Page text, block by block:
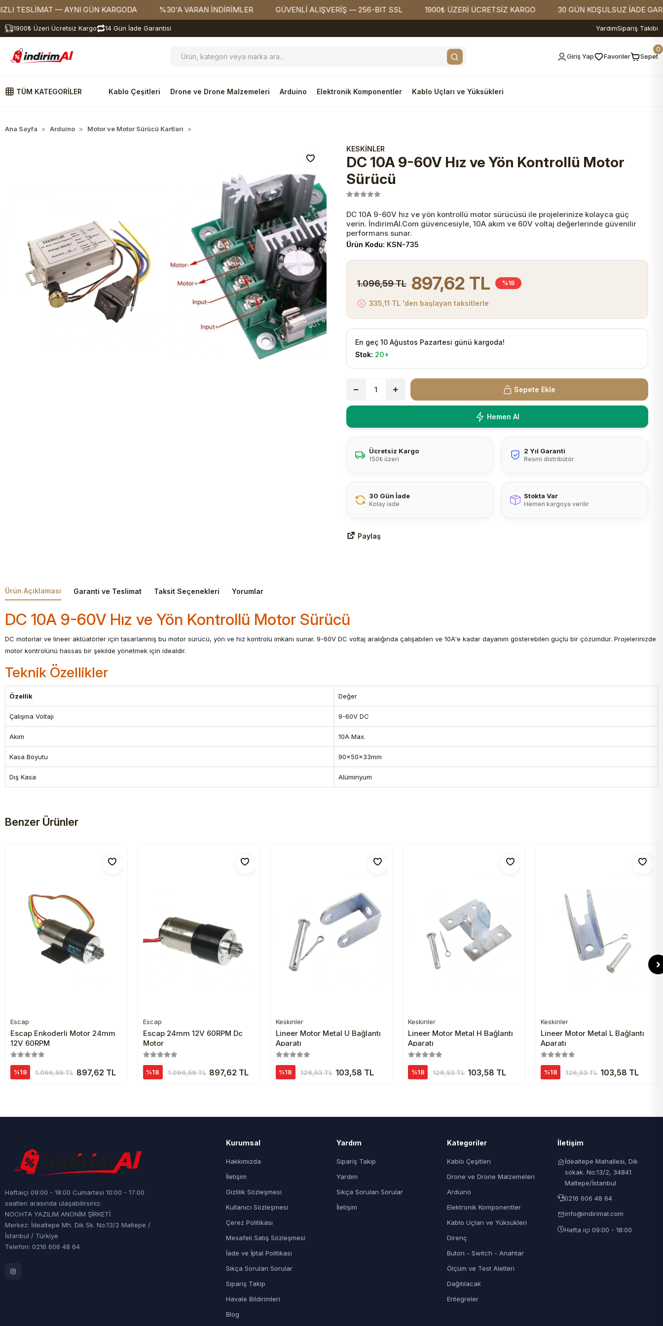
— AYNI GÜN KARGODA %30'A VARAN İNDİRİMLER GÜVENLİ ALIŞVERİŞ — 256-BIT SSL 1900₺ ÜZERİ ÜCRETSİZ KARGO 30 GÜN KOŞULSUZ İADE
1900₺ Üzeri Ücretsiz Kargo 14 Gün İade Garantisi YardımSipariş Takibi
Giriş Yap Favoriler Sepet
0
TÜM KATEGORİLER Kablo Çeşitleri Drone ve Drone Malzemeleri Arduino Elektronik Komponentler Kablo Uçları ve Yüksükleri
Ana Sayfa Arduino Motor ve Motor Sürücü Kartları
KESKİNLER
DC 10A 9-60V Hız ve Yön Kontrollü Motor
Sürücü
DC 10A 9-60V hız ve yön kontrollü motor sürücüsü ile projelerinize kolayca güç
verin. İndirimAl.Com güvencesiyle, 10A akım ve 60V voltaj değerlerinde güvenilir
performans sunar.
Ürün Kodu: KSN-735
1.096,59 TL 897,62 TL %18
335,11 TL 'den başlayan taksitlerle
En geç 10 Ağustos Pazartesi günü kargoda!
Stok: 20+
Sepete Ekle
Hemen Al
Ücretsiz Kargo
150₺ üzeri
2 Yıl Garanti
Resmi distribütör
30 Gün İade
Kolay iade
Stokta Var
Hemen kargoya verilir
Paylaş
Ürün Açıklaması Garanti ve Teslimat Taksit Seçenekleri Yorumlar
DC 10A 9-60V Hız ve Yön Kontrollü Motor Sürücü
DC motorlar ve lineer aktüatörler için tasarlanmış bu motor sürücü, yön ve hız kontrolü imkanı sunar. 9-60V DC voltaj aralığında çalışabilen ve 10A'e kadar dayanım gösterebilen güçlü bir çözümdür. Projelerinizde
motor kontrolünü hassas bir şekilde yönetmek için idealdir.
Teknik Özellikler
Özellik Değer
Çalışma Voltajı 9-60V DC
Akım 10A Max.
Kasa Boyutu 90x50x33mm
Dış Kasa Alüminyum
Benzer Ürünler
Sepete Ekle
Escap
Escap Enkoderli Motor 24mm
12V 60RPM
%18 1.096,59 TL 897,62 TL
Sepete Ekle
Escap
Escap 24mm 12V 60RPM Dc
Motor
%18 1.096,59 TL 897,62 TL
Sepete Ekle
Keskinler
Lineer Motor Metal U Bağlantı
Aparatı
%18 126,53 TL 103,58 TL
Sepete Ekle
Keskinler
Lineer Motor Metal H Bağlantı
Aparatı
%18 126,53 TL 103,58 TL
Sepete Ekle
Keskinler
Lineer Motor Metal L Bağlantı
Aparatı
%18 126,53 TL 103,58 TL
Haftaiçi 09:00 - 18:00 Cumartesi 10:00 - 17:00
saatleri arasında ulaşabilirsiniz.
NOCHTA YAZILIM ANONİM ŞİRKETİ
Merkez: İdealtepe Mh. Dik Sk. No:13/2 Maltepe /
İstanbul / Türkiye
Telefon: 0216 606 48 64
Kurumsal
Hakkımızda
İletişim
Gizlilik Sözleşmesi
Kullanıcı Sözleşmesi
Çerez Politikası
Mesafeli Satış Sözleşmesi
İade ve İptal Politikası
Sıkça Sorulan Sorular
Sipariş Takip
Havale Bildirimleri
Blog
Yardım
Sipariş Takip
Yardım
Sıkça Sorulan Sorular
İletişim
Kategoriler
Kablo Çeşitleri
Drone ve Drone Malzemeleri
Arduino
Elektronik Komponentler
Kablo Uçları ve Yüksükleri
Direnç
Buton - Switch - Anahtar
Ölçüm ve Test Aletleri
Dağıtılacak
Entegreler
İletişim
İdealtepe Mahallesi, Dik
sokak. No:13/2, 34841
Maltepe/İstanbul
0216 606 48 64
info@indirimal.com
Hafta içi 09:00 - 18:00